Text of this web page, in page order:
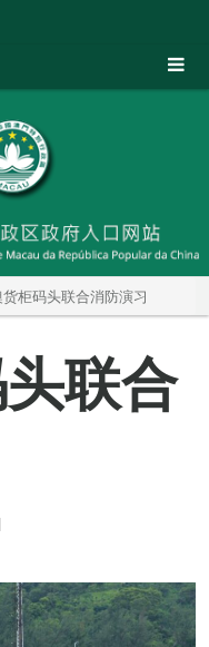
货柜码头联合消防演习
联合